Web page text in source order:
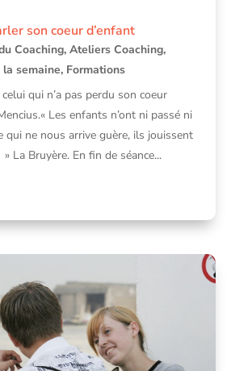
son coeur d’enfant
Coaching, Ateliers Coaching,
semaine, Formations
qui n’a pas perdu son coeur
Les enfants n’ont ni passé ni
qui ne nous arrive guère, ils jouissent
La Bruyère. En fin de séance...